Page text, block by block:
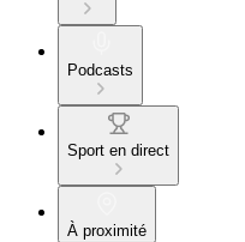
Podcasts
Sport en direct
À proximité